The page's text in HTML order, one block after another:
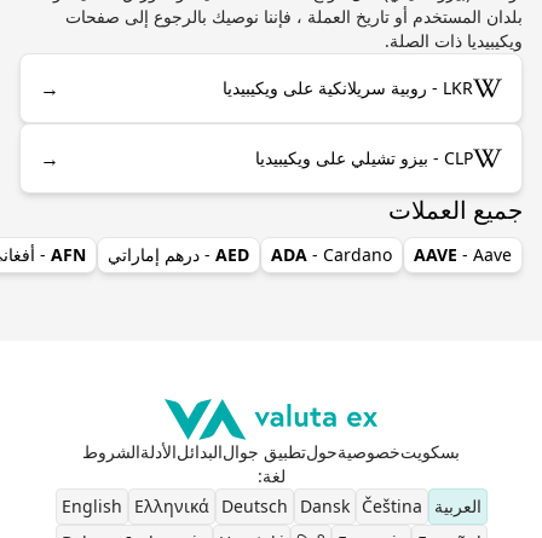
بلدان المستخدم أو تاريخ العملة ، فإننا نوصيك بالرجوع إلى صفحات
ويكيبيديا ذات الصلة.
LKR - روبية سريلانكية على ويكيبيديا →
CLP - بيزو تشيلي على ويكيبيديا →
جميع العملات
AAVE - Aave
ADA - Cardano
AED - درهم إماراتي AFN
-
بسكويتخصوصيةحولتطبيق جوالالبدائلالأدلةالشروط
لغة:
العربية
Čeština
Dansk
Deutsch
Ελληνικά
English